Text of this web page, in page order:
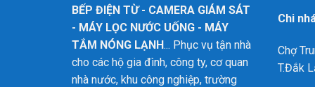
BẾP ĐIỆN TỪ - CAMERA GIÁM SÁT
- MÁY LỌC NƯỚC UỐNG - MÁY
TẮM NÓNG LẠNH... Phục vụ tận nhà
cho các hộ gia đình, công ty, cơ quan
nhà nước, khu công nghiệp, trường
Chi
Chợ
T.Đắk